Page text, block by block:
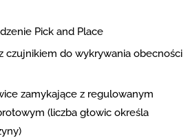
Pick and Place
czujnikiem do wykrywania obecności
zamykające z regulowanym
(liczba głowic określa